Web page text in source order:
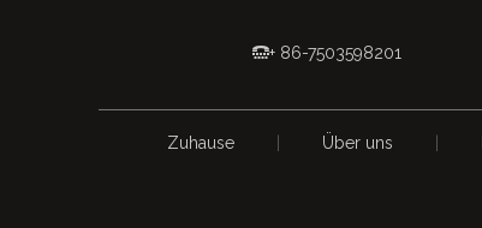
+ 86-7503598201
Zuhause Über uns